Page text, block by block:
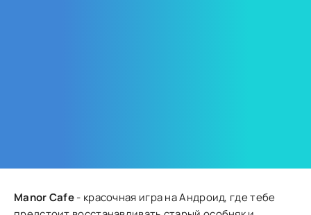
Manor Cafe- красочная игра на Андроид, где тебе